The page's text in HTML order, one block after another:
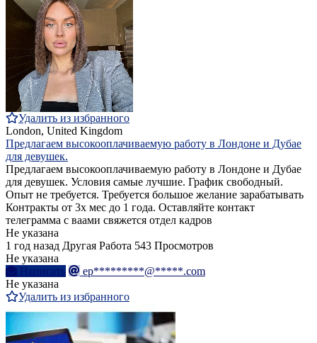
Удалить из избранного
London, United Kingdom
Предлагаем высокооплачиваемую работу в Лондоне и Дубае
для девушек.
Предлагаем высокооплачиваемую работу в Лондоне и Дубае
для девушек. Условия самые лучшие. График свободный.
Опыт не требуется. Требуется большое желание зарабатывать
Контракты от 3х мес до 1 года. Оставляйте контакт
телеграмма с ваами свяжется отдел кадров
Не указана
1 год назад Другая Работа 543 Просмотров
Не указана
Написать
ep*********@*****.com
Не указана
Удалить из избранного